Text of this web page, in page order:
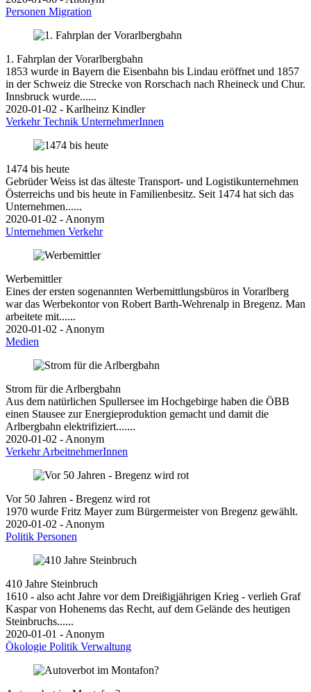
Personen Migration
1. Fahrplan der Vorarlbergbahn
1853 wurde in Bayern die Eisenbahn bis Lindau eröffnet und 1857
in der Schweiz die Strecke von Rorschach nach Rheineck und Chur.
Innsbruck wurde......
2020-01-02 - Karlheinz Kindler
VerkehrTechnik UnternehmerInnen
1474 bis heute
Gebrüder Weiss ist das älteste Transport- und Logistikunternehmen
Österreichs und bis heute in Familienbesitz. Seit 1474 hat sich das
Unternehmen......
2020-01-02 - Anonym
Unternehmen Verkehr
Werbemittler
Eines der ersten sogenannten Werbemittlungsbüros in Vorarlberg
war das Werbekontor von Robert Barth-Wehrenalp in Bregenz. Man
arbeitete mit......
2020-01-02 - Anonym
Medien
Strom für die Arlbergbahn
Aus dem natürlichen Spullersee im Hochgebirge haben die ÖBB
einen Stausee zur Energieproduktion gemacht und damit die
Arlbergbahn elektrifiziert.......
2020-01-02 - Anonym
VerkehrArbeitnehmerInnen
Vor 50 Jahren - Bregenz wird rot
1970 wurde Fritz Mayer zum Bürgermeister von Bregenz gewählt.
2020-01-02 - Anonym
Politik Personen
410 Jahre Steinbruch
1610 - also acht Jahre vor dem Dreißigjährigen Krieg - verlieh Graf
Kaspar von Hohenems das Recht, auf dem Gelände des heutigen
Steinbruchs......
2020-01-01 - Anonym
Ökologie Politik Verwaltung